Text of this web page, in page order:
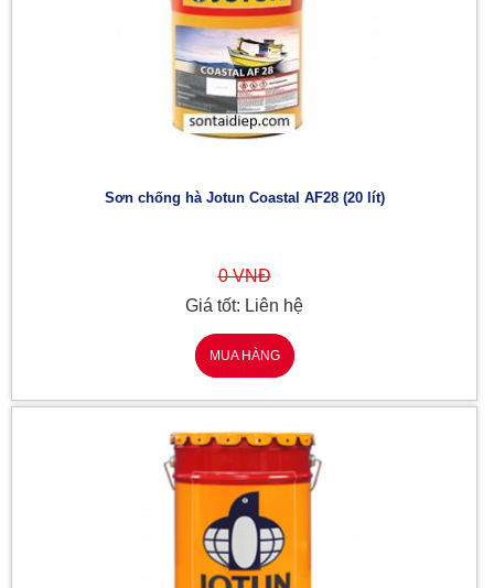
Sơn chống hà Jotun Coastal AF28 (20 lít)
0 VNĐ
Giá tốt: Liên hệ
MUA HÀNG